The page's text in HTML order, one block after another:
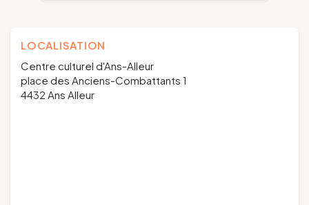
LOCALISATION
Centre culturel d'Ans-Alleur
place des Anciens-Combattants 1
4432 Ans Alleur